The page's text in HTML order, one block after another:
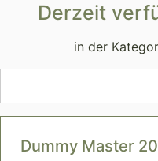
Derzeit
in der
Dummy Master